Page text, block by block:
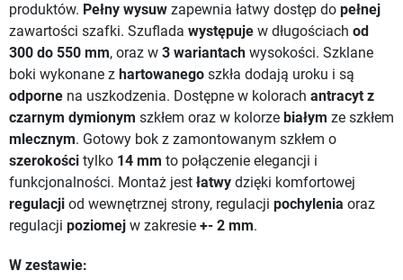
produktów. Pełny wysuw zapewnia łatwy dostęp do pełnej
zawartości szafki. Szuflada występuje w długościach od
300 do 550 mm, oraz w 3 wariantach wysokości. Szklane
boki wykonane z hartowanego szkła dodają uroku i są
odporne na uszkodzenia. Dostępne w kolorach antracyt z
czarnym dymionym szkłem oraz w kolorze białym ze szkłem
mlecznym. Gotowy bok z zamontowanym szkłem o
szerokości tylko 14 mm to połączenie elegancji i
funkcjonalności. Montaż jest łatwy dzięki komfortowej
regulacji od wewnętrznej strony, regulacji pochylenia oraz
regulacji poziomej w zakresie +- 2 mm.
W zestawie: